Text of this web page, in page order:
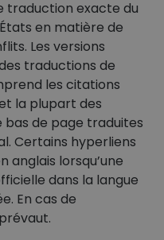
traduction exacte du
en matière de
Les versions
traductions de
les citations
la plupart des
bas de page traduites
Certains hyperliens
anglais lorsqu’une
dans la langue
En cas de